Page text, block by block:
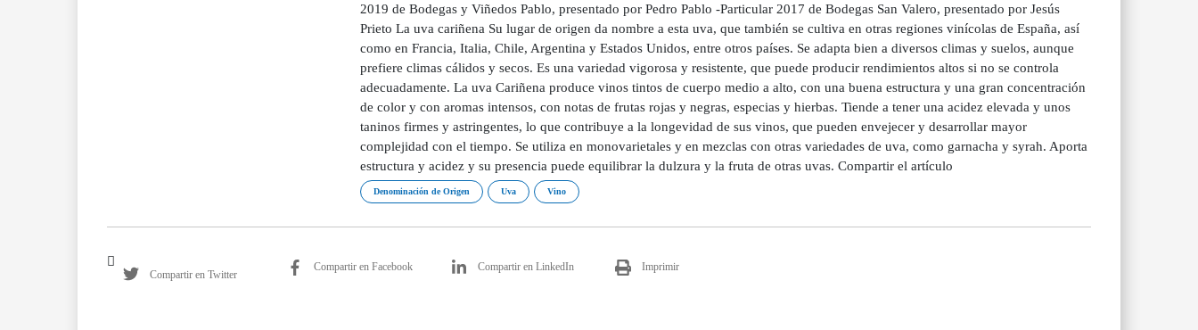
2019 de Bodegas y Viñedos Pablo, presentado por Pedro Pablo -Particular 2017 de Bodegas San Valero, presentado por Jesús
Prieto La uva cariñena Su lugar de origen da nombre a esta uva, que también se cultiva en otras regiones vinícolas de España, así
como en Francia, Italia, Chile, Argentina y Estados Unidos, entre otros países. Se adapta bien a diversos climas y suelos, aunque
prefiere climas cálidos y secos. Es una variedad vigorosa y resistente, que puede producir rendimientos altos si no se controla
adecuadamente. La uva Cariñena produce vinos tintos de cuerpo medio a alto, con una buena estructura y una gran concentración
de color y con aromas intensos, con notas de frutas rojas y negras, especias y hierbas. Tiende a tener una acidez elevada y unos
taninos firmes y astringentes, lo que contribuye a la longevidad de sus vinos, que pueden envejecer y desarrollar mayor
complejidad con el tiempo. Se utiliza en monovarietales y en mezclas con otras variedades de uva, como garnacha y syrah. Aporta
estructura y acidez y su presencia puede equilibrar la dulzura y la fruta de otras uvas. Compartir el artículo
Denominación de Origen Uva Vino
Compartir en Twitter
Compartir en Facebook Compartir en LinkedIn Imprimir